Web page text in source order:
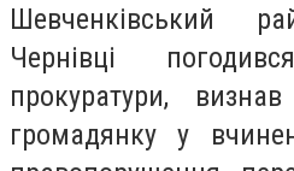
Шевченківський
Чернівці
прокуратури,
громадянку у